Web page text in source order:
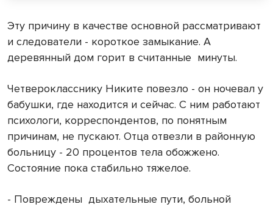
Эту причину в качестве основной рассматривают
и следователи - короткое замыкание. А
деревянный дом горит в считанные минуты.
Четверокласснику Никите повезло - он ночевал у
бабушки, где находится и сейчас. С ним работают
психологи, корреспондентов, по понятным
причинам, не пускают. Отца отвезли в районную
больницу - 20 процентов тела обожжено.
Состояние пока стабильно тяжелое.
- Повреждены дыхательные пути, больной